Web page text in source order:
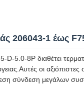
206043-1 έως
8P διαθέτει
οι αξιόπιστες
σύνδεση μεγάλων